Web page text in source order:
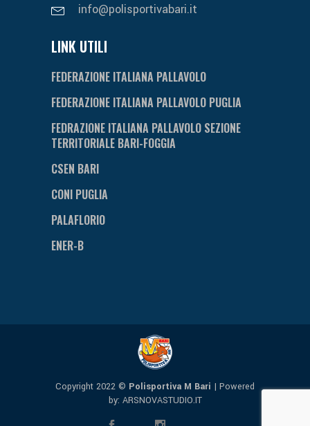
info@polisportivabari.it
LINK UTILI
FEDERAZIONE ITALIANA PALLAVOLO
FEDERAZIONE ITALIANA PALLAVOLO PUGLIA
FEDRAZIONE ITALIANA PALLAVOLO SEZIONE
TERRITORIALE BARI-FOGGIA
CSEN BARI
CONI PUGLIA
PALAFLORIO
ENER-B
Copyright 2022 © Polisportiva M Bari | Powered
by: ARSNOVASTUDIO.IT